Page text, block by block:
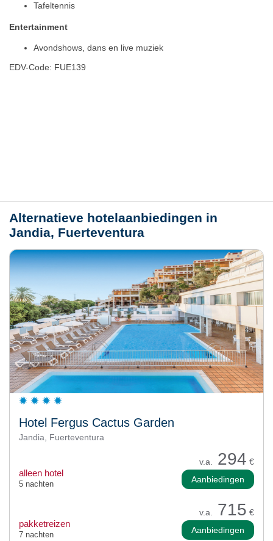
Tafeltennis
Entertainment
Avondshows, dans en live muziek
EDV-Code: FUE139
Alternatieve hotelaanbiedingen in
Jandia, Fuerteventura
Hotel Fergus Cactus Garden
Jandia, Fuerteventura
v.a. 294 €
alleen hotel
5 nachten Aanbiedingen
v.a. 715 €
pakketreizen
7 nachten Aanbiedingen